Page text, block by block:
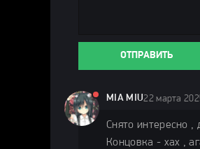
ОТПРАВИТЬ
MIA MIU22 марта
Снято интересно
Концовка - хах ,